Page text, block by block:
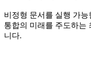
비정형 문서를 실행 가
통합의 미래를 주도하는
니다.